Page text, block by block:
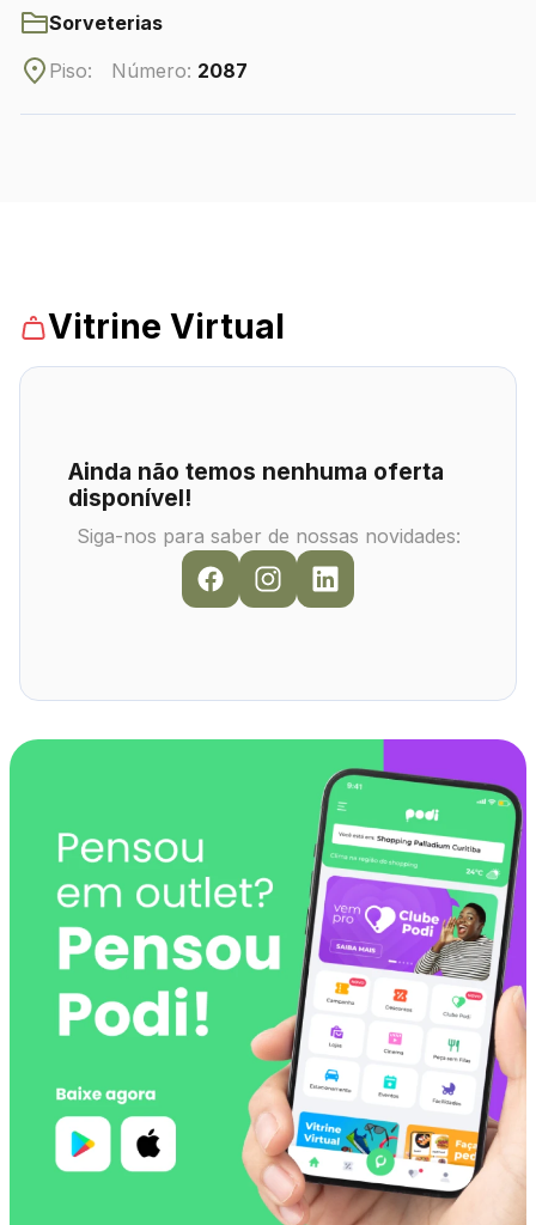
CONTATO
Comodidades Eventos
Sorveterias
Piso:
Número: 2087
Vitrine Virtual
Ainda não temos nenhuma oferta
disponível!
Siga-nos para saber de nossas novidades: